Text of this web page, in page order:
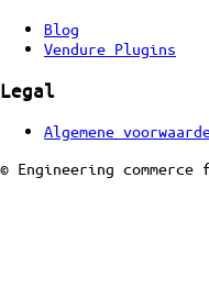
Blog
Vendure Plugins
Legal
Algemene
© Engineering